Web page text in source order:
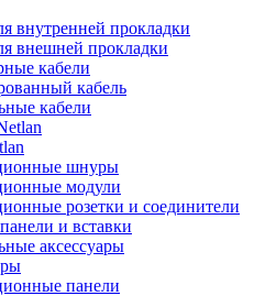
внутренней прокладки
внешней прокладки
кабели
кабель
кабели
шнуры
модули
розетки и соединители
и вставки
аксессуары
панели